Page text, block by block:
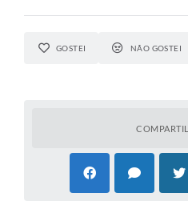
GOSTEI NÃO GOSTEI